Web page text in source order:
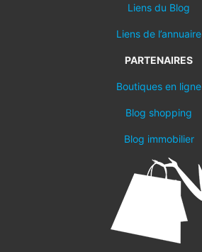
Liens du Blog
Liens de l’annuaire
PARTENAIRES
Boutiques en ligne
Blog shopping
Blog immobilier